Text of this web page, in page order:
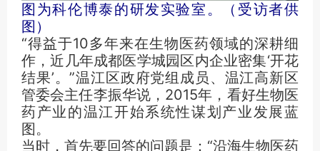
图为科伦博泰的研发实验室。（受访者供
图）
“得益于10多年来在生物医药领域的深耕细
作，近几年成都医学城园区内企业密集‘开花
结果’。”温江区政府党组成员、温江高新区
管委会主任李振华说，2015年，看好生物医
药产业的温江开始系统性谋划产业发展蓝
图。
当时，首先要回答的问题是：“沿海生物医药